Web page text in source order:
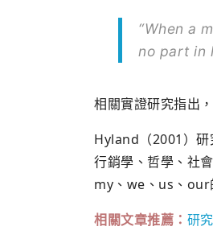
“When a
no part in
相關實證研究指出
Hyland（2001）研
行銷學、哲學、社
my、we、us、our
相關文章推薦： 研